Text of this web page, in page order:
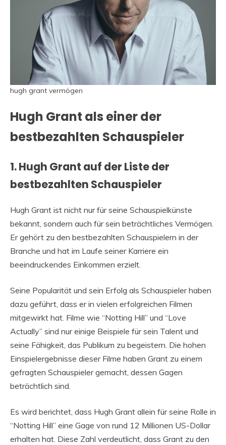
hugh grant vermögen
Hugh Grant als einer der
bestbezahlten Schauspieler
1. Hugh Grant auf der Liste der
bestbezahlten Schauspieler
Hugh Grant ist nicht nur für seine Schauspielkünste
bekannt, sondern auch für sein beträchtliches Vermögen.
Er gehört zu den bestbezahlten Schauspielern in der
Branche und hat im Laufe seiner Karriere ein
beeindruckendes Einkommen erzielt.
Seine Popularität und sein Erfolg als Schauspieler haben
dazu geführt, dass er in vielen erfolgreichen Filmen
mitgewirkt hat. Filme wie “Notting Hill” und “Love
Actually” sind nur einige Beispiele für sein Talent und
seine Fähigkeit, das Publikum zu begeistern. Die hohen
Einspielergebnisse dieser Filme haben Grant zu einem
gefragten Schauspieler gemacht, dessen Gagen
beträchtlich sind.
Es wird berichtet, dass Hugh Grant allein für seine Rolle in
“Notting Hill” eine Gage von rund 12 Millionen US-Dollar
erhalten hat. Diese Zahl verdeutlicht, dass Grant zu den